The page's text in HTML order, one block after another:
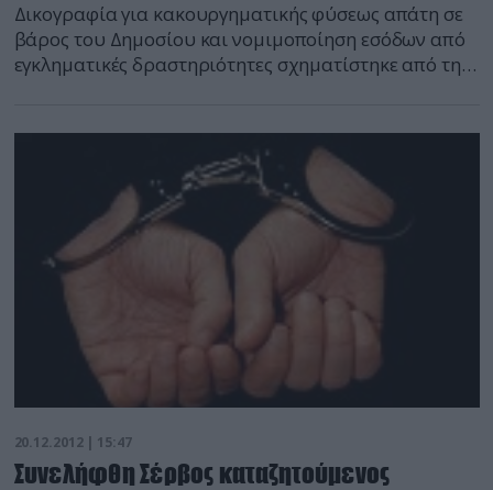
Δικογραφία για κακουργηματικής φύσεως απάτη σε
βάρος του Δημοσίου και νομιμοποίηση εσόδων από
εγκληματικές δραστηριότητες σχηματίστηκε από την
ανακοίνωση. Ασκήθηκε ποινική δίωξη σε βάρος
δεκατεσσάρων (14) ατόμων, μελών της Μ.Κ.Ο. αλλά
και συγγενών τους, και εκδόθηκε βούλευμα για
δέσμευση περιουσιακών τους στοιχείων. Κατά την
20.12.2012 | 15:47
Συνελήφθη Σέρβος καταζητούμενος